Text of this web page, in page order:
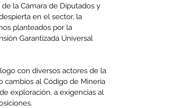
la Cámara de Diputados y
en el sector, la
planteados por la
Garantizada Universal
con diversos actores de la
cambios al Código de Minería
exploración, a exigencias al